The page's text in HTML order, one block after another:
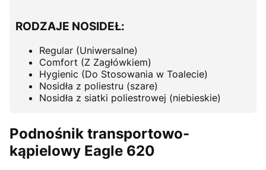
RODZAJE NOSIDEŁ:
Regular (Uniwersalne)
Comfort (Z Zagłówkiem)
Hygienic (Do Stosowania w Toalecie)
Nosidła z poliestru (szare)
Nosidła z siatki poliestrowej (niebieskie)
Podnośnik transportowo-
kąpielowy Eagle 620